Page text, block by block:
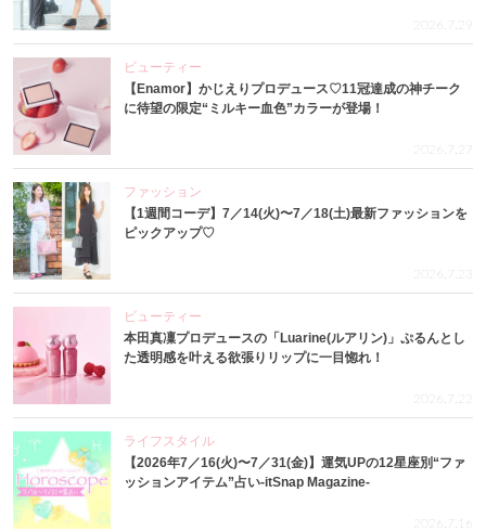
2026.7.29
ビューティー
【Enamor】かじえりプロデュース♡11冠達成の神チーク
に待望の限定“ミルキー血色”カラーが登場！
2026.7.27
ファッション
【1週間コーデ】7／14(火)〜7／18(土)最新ファッションを
ピックアップ♡
2026.7.23
ビューティー
本田真凜プロデュースの「Luarine(ルアリン)」ぷるんとし
た透明感を叶える欲張りリップに一目惚れ！
2026.7.22
ライフスタイル
【2026年7／16(火)〜7／31(金)】運気UPの12星座別“ファ
ッションアイテム”占い-itSnap Magazine-
2026.7.16